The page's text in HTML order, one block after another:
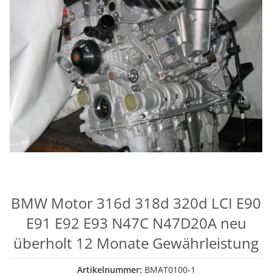
BMW Motor 316d 318d 320d LCI E90
E91 E92 E93 N47C N47D20A neu
überholt 12 Monate Gewährleistung
Artikelnummer: BMAT0100-1